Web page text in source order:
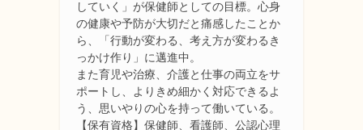
していく」が保健師としての目標。心身
の健康や予防が大切だと痛感したことか
ら、「行動が変わる、考え方が変わるき
っかけ作り」に邁進中。
また育児や治療、介護と仕事の両立をサ
ポートし、よりきめ細かく対応できるよ
う、思いやりの心を持って働いている。
【保有資格】保健師、看護師、公認心理